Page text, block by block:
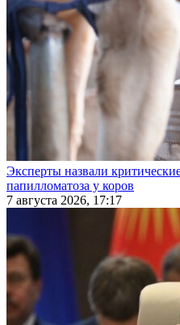
Эксперты назвали
папилломатоза у коров
7 августа 2026, 17:17